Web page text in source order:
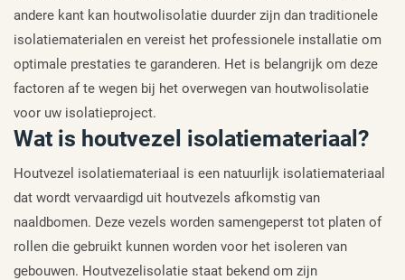
andere kant kan houtwolisolatie duurder zijn dan traditionele
isolatiematerialen en vereist het professionele installatie om
optimale prestaties te garanderen. Het is belangrijk om deze
factoren af te wegen bij het overwegen van houtwolisolatie
voor uw isolatieproject.
Wat is houtvezel isolatiemateriaal?
Houtvezel isolatiemateriaal is een natuurlijk isolatiemateriaal
dat wordt vervaardigd uit houtvezels afkomstig van
naaldbomen. Deze vezels worden samengeperst tot platen of
rollen die gebruikt kunnen worden voor het isoleren van
gebouwen. Houtvezelisolatie staat bekend om zijn